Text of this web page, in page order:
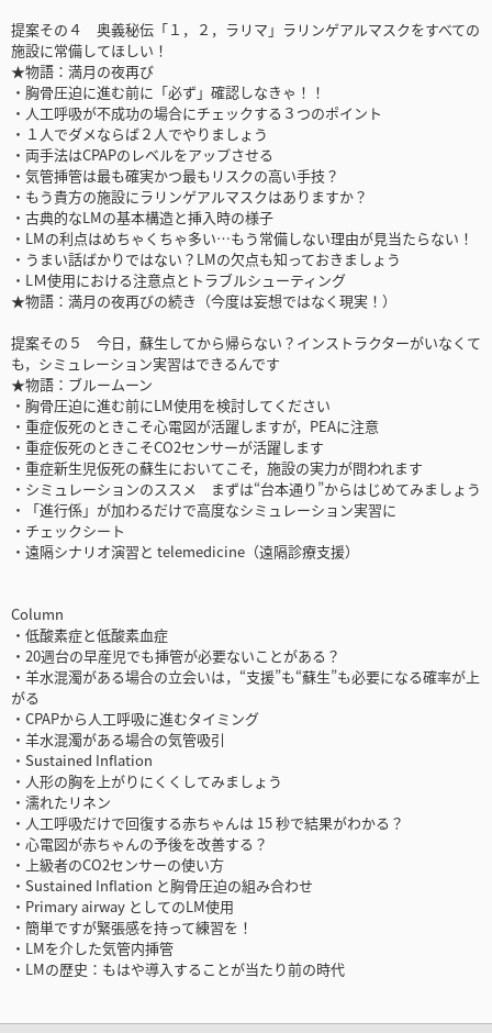
提案その４ 奥義秘伝「１，２，ラリマ」ラリンゲアルマスクをすべての
施設に常備してほしい！
★物語：満月の夜再び
・胸骨圧迫に進む前に「必ず」確認しなきゃ！！
・人工呼吸が不成功の場合にチェックする３つのポイント
・１人でダメならば２人でやりましょう
・両手法はCPAPのレベルをアップさせる
・気管挿管は最も確実かつ最もリスクの高い手技？
・もう貴方の施設にラリンゲアルマスクはありますか？
・古典的なLМの基本構造と挿入時の様子
・LМの利点はめちゃくちゃ多い…もう常備しない理由が見当たらない！
・うまい話ばかりではない？LМの欠点も知っておきましょう
・LＭ使用における注意点とトラブルシューティング
★物語：満月の夜再びの続き（今度は妄想ではなく現実！）
提案その５ 今日，蘇生してから帰らない？インストラクターがいなくて
も，シミュレーション実習はできるんです
★物語：ブルームーン
・胸骨圧迫に進む前にLМ使用を検討してください
・重症仮死のときこそ心電図が活躍しますが，PEAに注意
・重症仮死のときこそCO2センサーが活躍します
・重症新生児仮死の蘇生においてこそ，施設の実力が問われます
・シミュレーションのススメ まずは“台本通り”からはじめてみましょう
・「進行係」が加わるだけで高度なシミュレーション実習に
・チェックシート
・遠隔シナリオ演習と telemedicine（遠隔診療支援）
Column
・低酸素症と低酸素血症
・20週台の早産児でも挿管が必要ないことがある？
・羊水混濁がある場合の立会いは，“支援”も“蘇生”も必要になる確率が上
がる
・CPAPから人工呼吸に進むタイミング
・羊水混濁がある場合の気管吸引
・Sustained Inflation
・人形の胸を上がりにくくしてみましょう
・濡れたリネン
・人工呼吸だけで回復する赤ちゃんは 15 秒で結果がわかる？
・心電図が赤ちゃんの予後を改善する？
・上級者のCO2センサーの使い方
・Sustained Inflation と胸骨圧迫の組み合わせ
・Primary airway としてのLМ使用
・簡単ですが緊張感を持って練習を！
・LMを介した気管内挿管
・LМの歴史：もはや導入することが当たり前の時代